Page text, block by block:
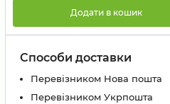
Додати в кошик
Способи доставки
Перевізником Нова пошта
Перевізником Укрпошта